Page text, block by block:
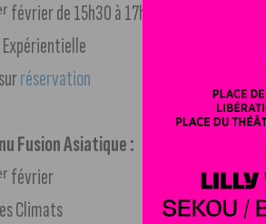
février de 15h30 à 17h
Expérientielle
réservation
Fusion Asiatique :
février
Climats